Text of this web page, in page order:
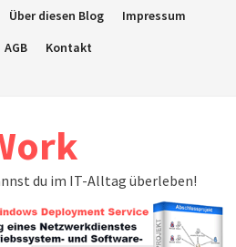
Über diesen Blog
Impressum
AGB
Kontakt
du im IT-Alltag überleben!